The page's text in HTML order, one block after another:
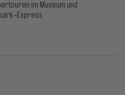
im Museum und
Express